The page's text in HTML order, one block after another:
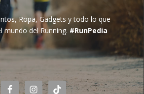
Ropa, Gadgets y todo lo que
mundo del Running. #RunPedia